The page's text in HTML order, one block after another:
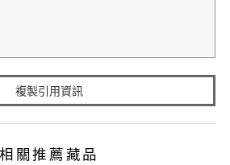
複製引用資訊
相關推薦藏品